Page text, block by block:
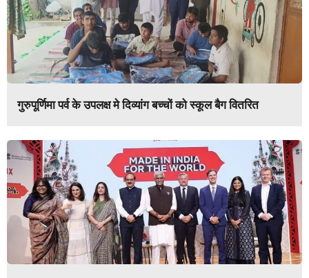
गुरुपूर्णिमा पर्व के उपलक्ष मे दिव्यांग बच्चों को स्कूल बैग वितरित